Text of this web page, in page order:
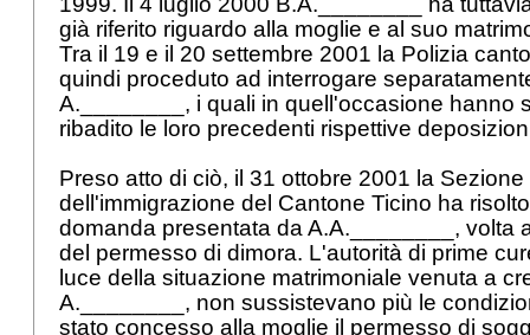
già riferito riguardo alla moglie e al suo
Tra il 19 e il 20 settembre 2001 la Polizia
quindi proceduto ad interrogare
A.________, i quali in quell'occasione hanno
ribadito le loro precedenti rispettive
Preso atto di ciò, il 31 ottobre 2001 la
dell'immigrazione del Cantone Ticino ha
domanda presentata da A.A.________, volta
del permesso di dimora. L'autorità di prime
luce della situazione matrimoniale venuta a
A.________, non sussistevano più le
stato concesso alla moglie il permesso di